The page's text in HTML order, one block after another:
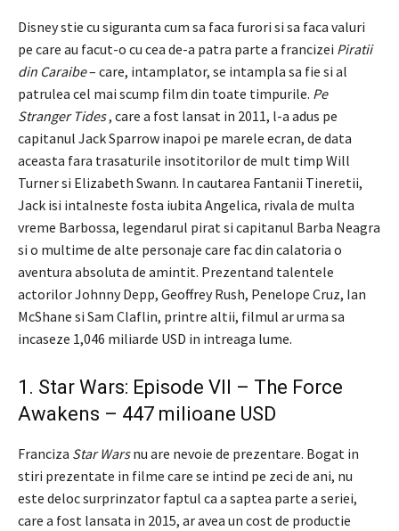
Disney stie cu siguranta cum sa faca furori si sa faca valuri
pe care au facut-o cu cea de-a patra parte a francizei Piratii
din Caraibe– care, intamplator, se intampla sa fie si al
patrulea cel mai scump film din toate timpurile. Pe
Stranger Tides, care a fost lansat in 2011, l-a adus pe
capitanul Jack Sparrow inapoi pe marele ecran, de data
aceasta fara trasaturile insotitorilor de mult timp Will
Turner si Elizabeth Swann. In cautarea Fantanii Tineretii,
Jack isi intalneste fosta iubita Angelica, rivala de multa
vreme Barbossa, legendarul pirat si capitanul Barba Neagra
si o multime de alte personaje care fac din calatoria o
aventura absoluta de amintit. Prezentand talentele
actorilor Johnny Depp, Geoffrey Rush, Penelope Cruz, Ian
McShane si Sam Claflin, printre altii, filmul ar urma sa
incaseze 1,046 miliarde USD in intreaga lume.
1. Star Wars: Episode VII – The Force
Awakens – 447 milioane USD
Franciza Star Warsnu are nevoie de prezentare. Bogat in
stiri prezentate in filme care se intind pe zeci de ani, nu
este deloc surprinzator faptul ca a saptea parte a seriei,
care a fost lansata in 2015, ar avea un cost de productie